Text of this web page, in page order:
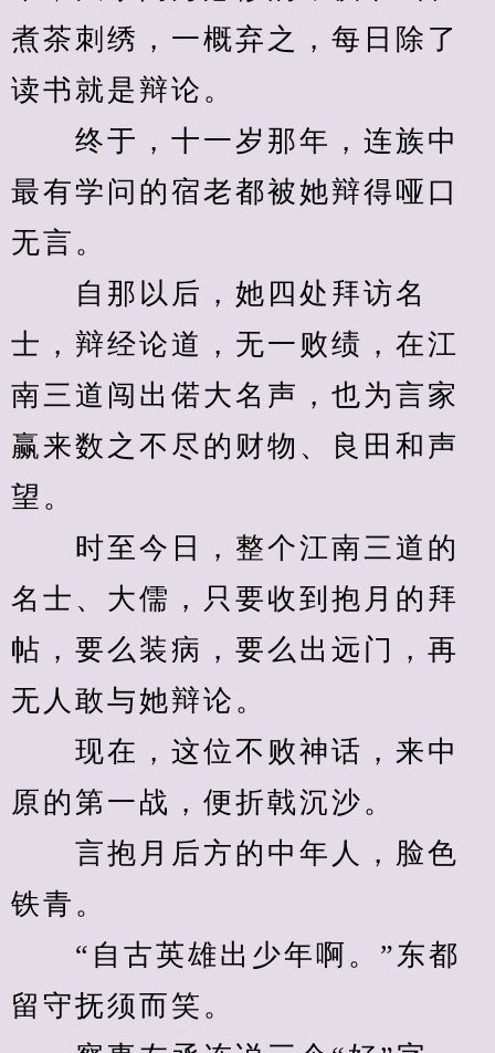
煮茶刺绣，一概弃之，每日除了
读书就是辩论。
终于，十一岁那年，连族中
最有学问的宿老都被她辩得哑口
无言。
自那以后，她四处拜访名
士，辩经论道，无一败绩，在江
南三道闯出偌大名声，也为言家
赢来数之不尽的财物、良田和声
望。
时至今日，整个江南三道的
名士、大儒，只要收到抱月的拜
帖，要么装病，要么出远门，再
无人敢与她辩论。
现在，这位不败神话，来中
原的第一战，便折戟沉沙。
言抱月后方的中年人，脸色
铁青。
“自古英雄出少年啊。”东都
留守抚须而笑。